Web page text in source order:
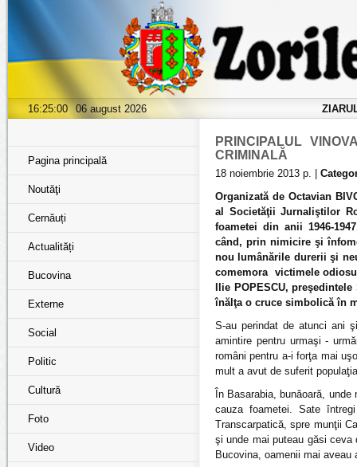
16:25:01 06 august 2026
Pagina principală
Noutăţi
Cernăuți
Actualități
Bucovina
Externe
Social
Politic
Cultură
Foto
Video
PRINCIPALUL
CRIMINALĂ
18 noiembrie 2013 р. |
Organizată de Octavian
al Societăţii Jurnaliştilor
foametei din anii 1946-
când, prin nimicire şi
nou lumânările durerii şi
comemora victimele
Ilie POPESCU,
înălţa o cruce simbolică în
S-au perindat de atunci ani
amintire pentru urmaşi -
români pentru a-i forţa mai
mult a avut de suferit
În Basarabia, bunăoară,
cauza foametei. Sate
Transcarpatică, spre munţii
şi unde mai puteau găsi
Bucovina, oamenii mai